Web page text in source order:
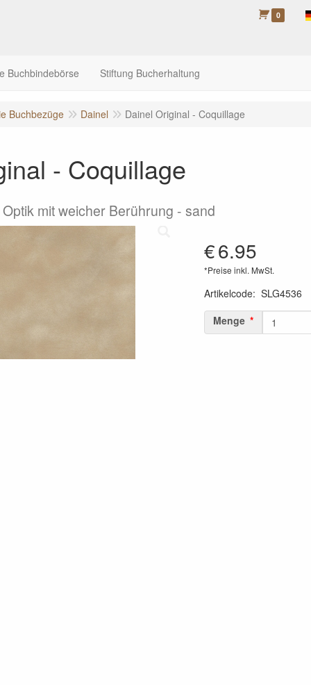
0
Buchbindebörse Stiftung Bucherhaltung
Buchbezüge Dainel Dainel Original - Coquillage
- Coquillage
mit weicher Berührung - sand
€6.95
*Preise inkl. MwSt.
Artikelcode: SLG4536
Menge